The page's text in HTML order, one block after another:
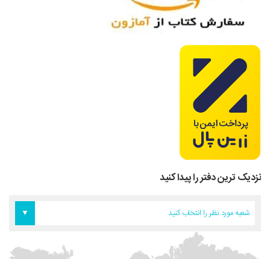
نزدیک ترین دفتر را پیدا کنید
شعبه مورد نظر را انتخاب کنید